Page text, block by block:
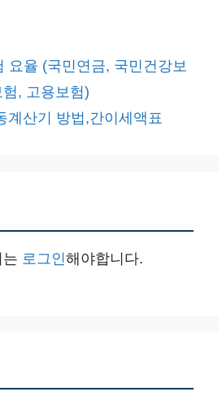
요율 (국민연금, 국민건강보
, 고용보험)
계산기 방법,간이세액표
로그인해야합니다.